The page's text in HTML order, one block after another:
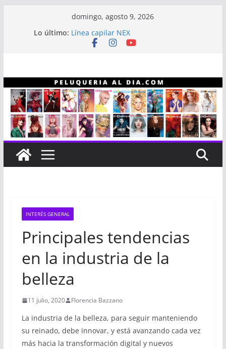
domingo, agosto 9, 2026
Lo último: Línea capilar NEX
Entrevista a Alberto “Gitano” Gómez
INTERÉS GENERAL
Principales tendencias
en la industria de la
belleza
11 julio, 2020 Florencia Bazzano
La industria de la belleza, para seguir manteniendo
su reinado, debe innovar, y está avanzando cada vez
más hacia la transformación digital y nuevos